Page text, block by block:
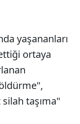
yaşananları
ortaya
taşıma"